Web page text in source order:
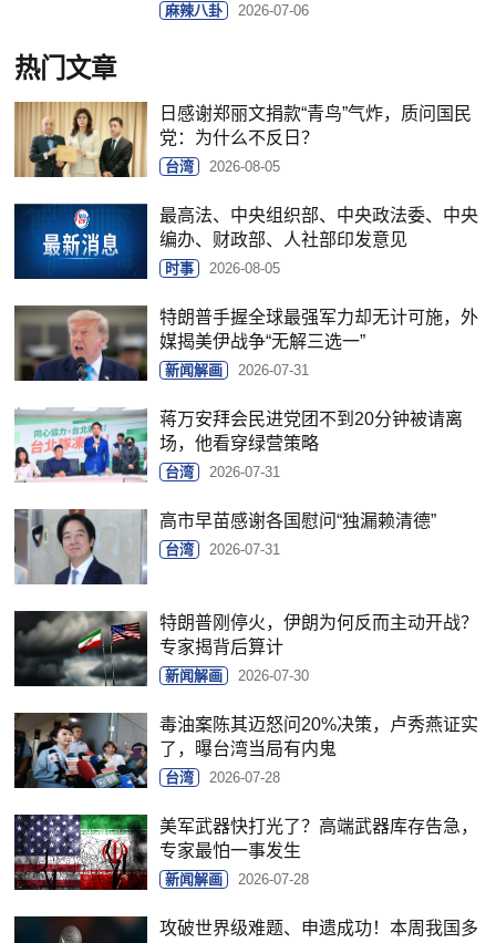
麻辣八卦 2026-07-06
热门文章
日感谢郑丽文捐款“青鸟”气炸，质问国民
党：为什么不反日？
台湾 2026-08-05
最高法、中央组织部、中央政法委、中央
编办、财政部、人社部印发意见
时事 2026-08-05
特朗普手握全球最强军力却无计可施，外
媒揭美伊战争“无解三选一”
新闻解画 2026-07-31
蒋万安拜会民进党团不到20分钟被请离
场，他看穿绿营策略
台湾 2026-07-31
高市早苗感谢各国慰问“独漏赖清德”
台湾 2026-07-31
特朗普刚停火，伊朗为何反而主动开战？
专家揭背后算计
新闻解画 2026-07-30
毒油案陈其迈怒问20%决策，卢秀燕证实
了，曝台湾当局有内鬼
台湾 2026-07-28
美军武器快打光了？高端武器库存告急，
专家最怕一事发生
新闻解画 2026-07-28
攻破世界级难题、申遗成功！本周我国多